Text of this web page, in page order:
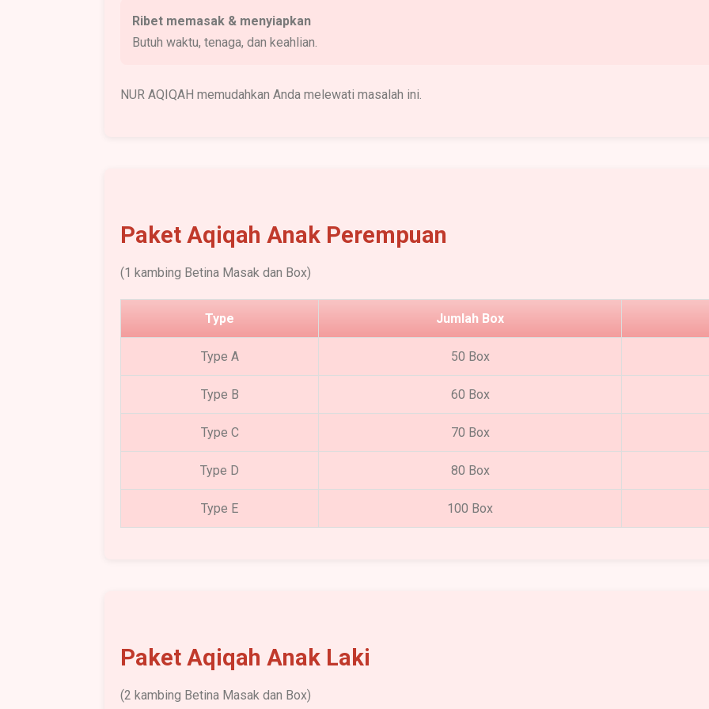
Ribet memasak & menyiapkan
Butuh waktu, tenaga, dan keahlian.
NUR AQIQAH memudahkan Anda melewati masalah ini.
Paket Aqiqah Anak Perempuan
(1 kambing Betina Masak dan Box)
Type Jumlah Box
Type A 50 Box
Type B 60 Box
Type C 70 Box
Type D 80 Box
Type E 100 Box
Paket Aqiqah Anak Laki
(2 kambing Betina Masak dan Box)